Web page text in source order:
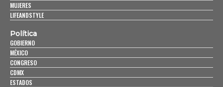
MUJERES
LIFEANDSTYLE
Política
GOBIERNO
MÉXICO
CONGRESO
CDMX
ESTADOS